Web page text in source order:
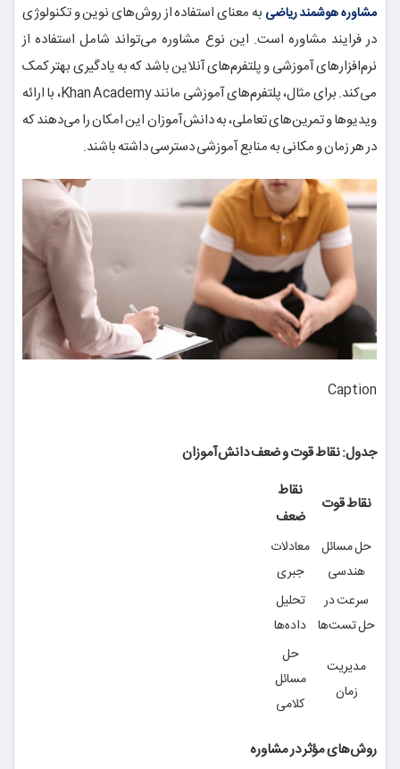
مشاوره هوشمند ریاضی به معنای استفاده از روش‌های نوین و تکنولوژی
در فرایند مشاوره است. این نوع مشاوره می‌تواند شامل استفاده از
نرم‌افزارهای آموزشی و پلتفرم‌های آنلاین باشد که به یادگیری بهتر کمک
می‌کند. برای مثال، پلتفرم‌های آموزشی مانند Khan Academy، با ارائه
ویدیوها و تمرین‌های تعاملی، به دانش‌آموزان این امکان را می‌دهند که
در هر زمان و مکانی به منابع آموزشی دسترسی داشته باشند.
Caption
جدول: نقاط قوت و ضعف دانش‌آموزان
نقاط قوت
نقاط
ضعف
حل مسائل
هندسی
معادلات
جبری
سرعت در
حل تست‌ها
تحلیل
داده‌ها
مدیریت
زمان
حل
مسائل
کلامی
روش‌های مؤثر در مشاوره